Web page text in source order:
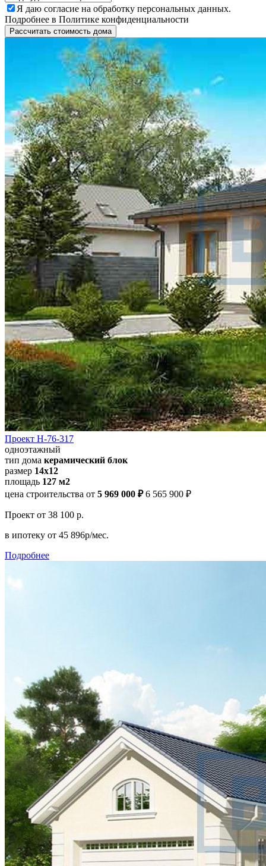
Я даю согласие на обработку персональных данных.
Подробнее в Политике конфиденциальности
Рассчитать стоимость дома
Проект Н-76-317
одноэтажный
тип дома керамический блок
размер 14x12
площадь 127 м2
цена строительства от 5 969 000 ₽ 6 565 900 ₽
Проект от 38 100 р.
в ипотеку от 45 896р/мес.
Подробнее